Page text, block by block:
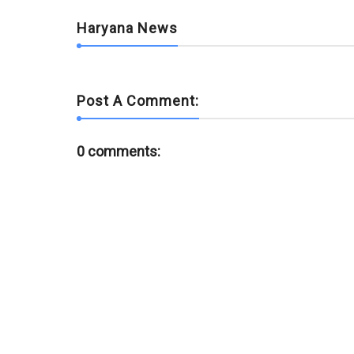
Haryana News
Post A Comment:
0 comments: